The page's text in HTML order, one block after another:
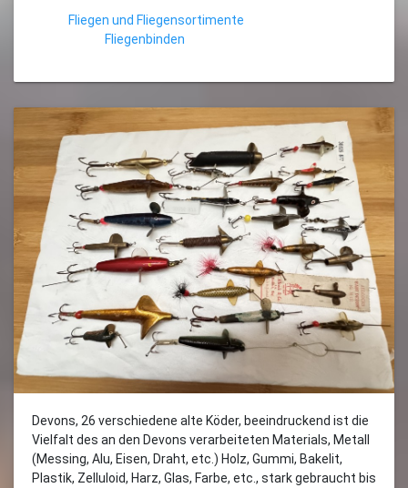
Fliegen und Fliegensortimente
Fliegenbinden
Devons, 26 verschiedene alte Köder, beeindruckend ist die
Vielfalt des an den Devons verarbeiteten Materials, Metall
(Messing, Alu, Eisen, Draht, etc.) Holz, Gummi, Bakelit,
Plastik, Zelluloid, Harz, Glas, Farbe, etc., stark gebraucht bis